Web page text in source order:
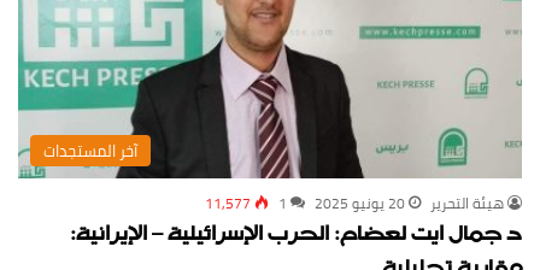
‏آخر المستجدات
‏هيئة ‏التحرير 20 يونيو 2025 1
11,577
د جمال ايت لعضام: الحرب الإسرائيلية – الإيرانية: